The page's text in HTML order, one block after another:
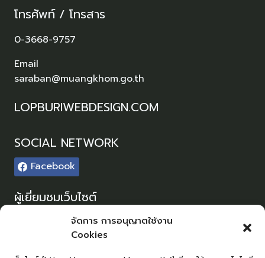
จัดการ การอนุญาตใช้งาน
Cookies
โทรศัพท์ / โทรสาร
0-3668-9757
Email
saraban@muangkhom.go.th
LOPBURIWEBDESIGN.COM
SOCIAL NETWORK
Facebook
ผู้เยี่ยมชมเว็บไซต์
0